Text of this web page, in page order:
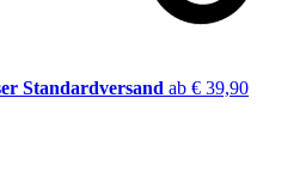
Standardversand ab € 39,90